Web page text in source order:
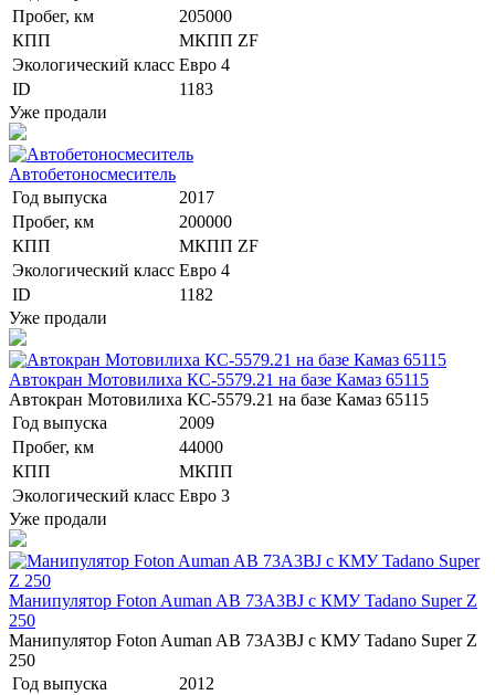
Пробег, км
205000
КПП
МКПП ZF
Экологический класс Евро 4
ID
1183
Уже продали
Автобетоносмеситель
Год выпуска
2017
Пробег, км
200000
КПП
МКПП ZF
Экологический класс Евро 4
ID
1182
Уже продали
Автокран Мотовилиха КС-5579.21 на базе Камаз 65115
Автокран Мотовилиха КС-5579.21 на базе Камаз 65115
Год выпуска
2009
Пробег, км
44000
КПП
МКПП
Экологический класс Евро 3
Уже продали
Манипулятор Foton Auman AB 73A3BJ с КМУ Tadano Super Z
250
Манипулятор Foton Auman AB 73A3BJ с КМУ Tadano Super Z
250
Год выпуска
2012